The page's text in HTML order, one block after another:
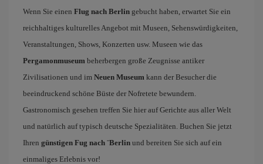
Wenn Sie einen Flug nach Berlin gebucht haben, erwartet Sie ein
reichhaltiges kulturelles Angebot mit Museen, Sehenswürdigkeiten,
Veranstaltungen, Shows, Konzerten usw. Museen wie das
Pergamonmuseum beherbergen große Zeugnisse antiker
Zivilisationen und im Neuen Museum kann der Besucher die
beeindruckend schöne Büste der Nofretete bewundern.
Gastronomisch gesehen treffen Sie hier auf Gerichte aus aller Welt
und natürlich auf typisch deutsche Spezialitäten. Buchen Sie jetzt
Ihren günstigen Fug nach ¨Berlin und bereiten Sie sich auf ein
einmaliges Erlebnis vor!